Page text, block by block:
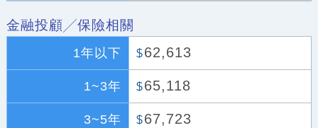
金融投顧╱保險相關
1年以下 $62,613
1~3年 $65,118
3~5年 $67,723